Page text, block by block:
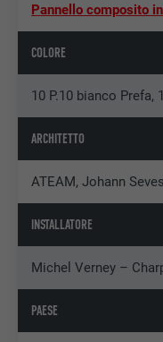
Pannello composito
COLORE
10 P.10 bianco Prefa,
ARCHITETTO
ATEAM, Johann
INSTALLATORE
Michel Verney –
PAESE